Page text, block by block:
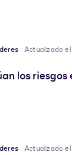
Actualizado
los
Actualizado